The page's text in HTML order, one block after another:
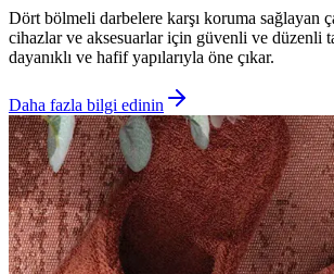
Dört bölmeli darbelere karşı koruma sağlayan
cihazlar ve aksesuarlar için güvenli ve düzenli
dayanıklı ve hafif yapılarıyla öne çıkar.
Daha fazla bilgi edinin